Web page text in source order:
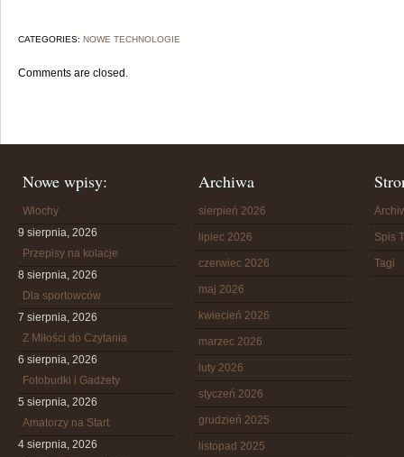
CATEGORIES: NOWE TECHNOLOGIE
Comments are closed.
Nowe wpisy:
Włochy
9 sierpnia, 2026
Przepisy na kolacje
8 sierpnia, 2026
Dla sportowców
7 sierpnia, 2026
Z Miłości do Czytania
6 sierpnia, 2026
Fotobudki i Gadżety
5 sierpnia, 2026
Amatorzy na Start
4 sierpnia, 2026
Archiwa
sierpień 2026
lipiec 2026
czerwiec 2026
maj 2026
kwiecień 2026
marzec 2026
luty 2026
styczeń 2026
grudzień 2025
listopad 2025
Spis
Tagi